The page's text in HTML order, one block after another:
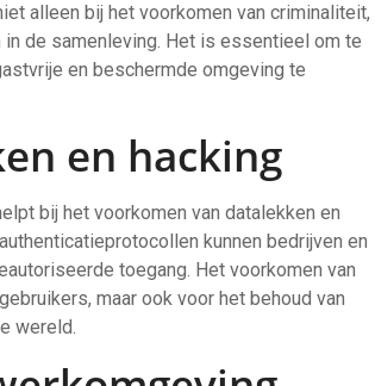
alleen bij het voorkomen van criminaliteit,
de samenleving. Het is essentieel om te
en beschermde omgeving te
en hacking
bij het voorkomen van datalekken en
kunnen bedrijven en
toegang. Het voorkomen van
maar ook voor het behoud van
wereld.